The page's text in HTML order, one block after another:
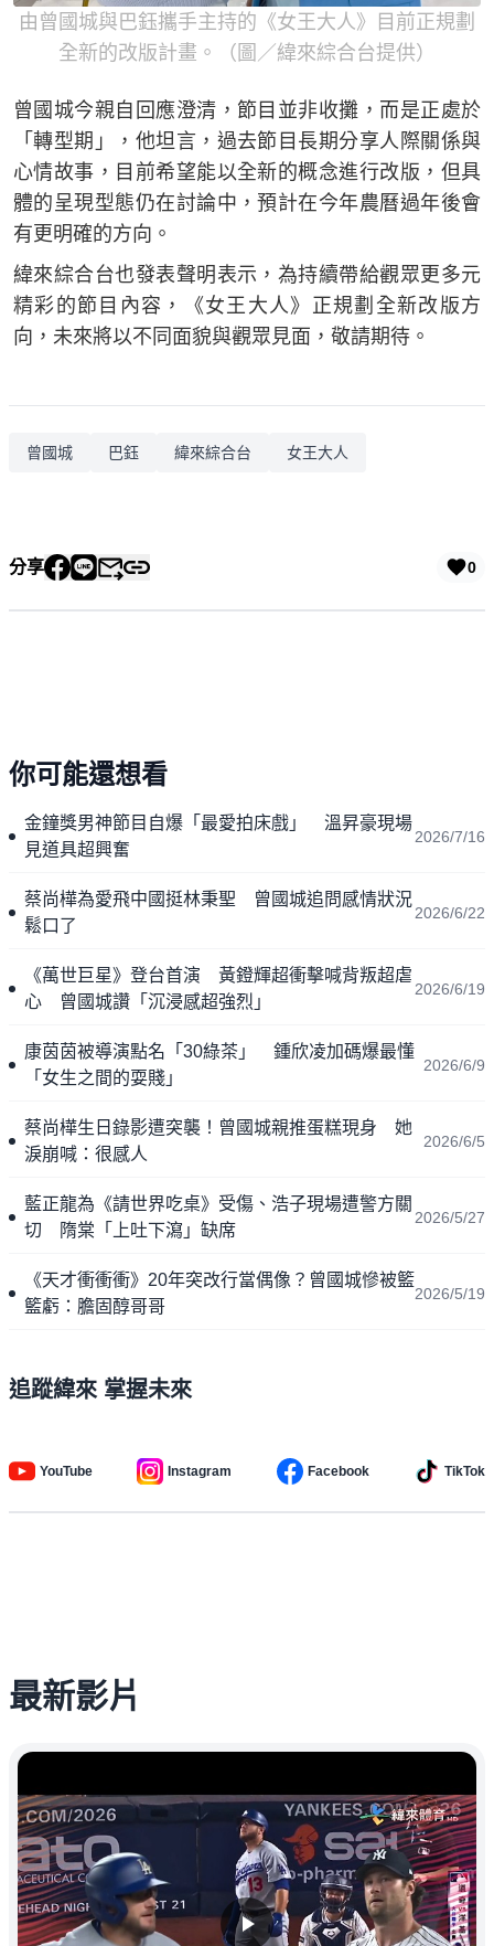
由曾國城與巴鈺攜手主持的《女王大人》目前正規劃
全新的改版計畫。（圖／緯來綜合台提供）
曾國城今親自回應澄清，節目並非收攤，而是正處於
「轉型期」，他坦言，過去節目長期分享人際關係與
心情故事，目前希望能以全新的概念進行改版，但具
體的呈現型態仍在討論中，預計在今年農曆過年後會
有更明確的方向。
緯來綜合台也發表聲明表示，為持續帶給觀眾更多元
精彩的節目內容，《女王大人》正規劃全新改版方
向，未來將以不同面貌與觀眾見面，敬請期待。
曾國城 巴鈺 緯來綜合台 女王大人
分享 0
你可能還想看
金鐘獎男神節目自爆「最愛拍床戲」 溫昇豪現場
見道具超興奮
2026/7/16
蔡尚樺為愛飛中國挺林秉聖 曾國城追問感情狀況
鬆口了
2026/6/22
《萬世巨星》登台首演 黃鐙輝超衝擊喊背叛超虐
心 曾國城讚「沉浸感超強烈」
2026/6/19
康茵茵被導演點名「30綠茶」 鍾欣凌加碼爆最懂
「女生之間的耍賤」
2026/6/9
蔡尚樺生日錄影遭突襲！曾國城親推蛋糕現身 她
淚崩喊：很感人
2026/6/5
藍正龍為《請世界吃桌》受傷、浩子現場遭警方關
切 隋棠「上吐下瀉」缺席
2026/5/27
《天才衝衝衝》20年突改行當偶像？曾國城慘被籃
籃虧：膽固醇哥哥
2026/5/19
追蹤緯來 掌握未來
YouTube Instagram Facebook TikTok
最新影片